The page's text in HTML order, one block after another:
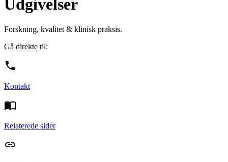
Udgivelser
Forskning, kvalitet & klinisk praksis.
Gå direkte til:
Kontakt
Relaterede sider